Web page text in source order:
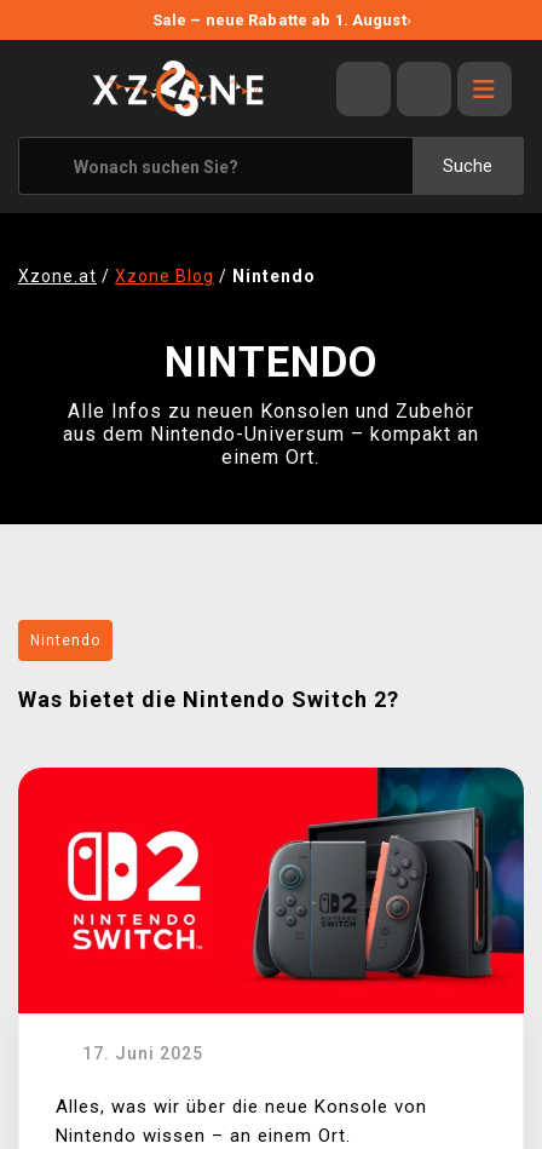
Sale – neue Rabatte ab 1. August›
Suche
ANGEBOTE
ALLE MARKEN
XZONE ORIGINALS
KLEIDUNG & ACCESSOIRES
BRETT- UND KARTENSPIELE
BLOG
Xzone.at / Xzone Blog / Nintendo
NINTENDO
Alle Infos zu neuen Konsolen und Zubehör
aus dem Nintendo-Universum – kompakt an
einem Ort.
Nintendo
Was bietet die Nintendo Switch 2?
17. Juni 2025
Alles, was wir über die neue Konsole von
Nintendo wissen – an einem Ort.